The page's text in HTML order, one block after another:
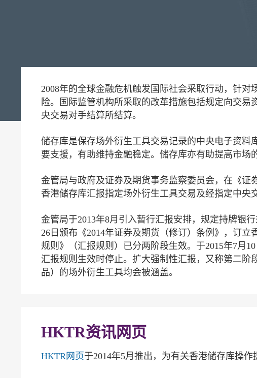
2008年的全球金融危机触发国际社会采取行动，针
险。国际监管机构所采取的改革措施包括规定向交
央交易对手结算所结算。
储存库是保存场外衍生工具交易记录的中央电子资
要支援，有助维持金融稳定。储存库亦有助提高市场
金管局与政府及证券及期货事务监察委员会，在《
香港储存库汇报指定场外衍生工具交易及经指定中央
金管局于2013年8月引入暂行汇报安排，规定持牌银
26日颁布《2014年证券及期货（修订）条例》，订
规则》（汇报规则）已分两阶段生效。于2015年7月
汇报规则生效时停止。扩大强制性汇报，又称第二阶
品）的场外衍生工具均会被涵盖。
HKTR资讯网页
HKTR网页于2014年5月推出，为有关香港储存库操作